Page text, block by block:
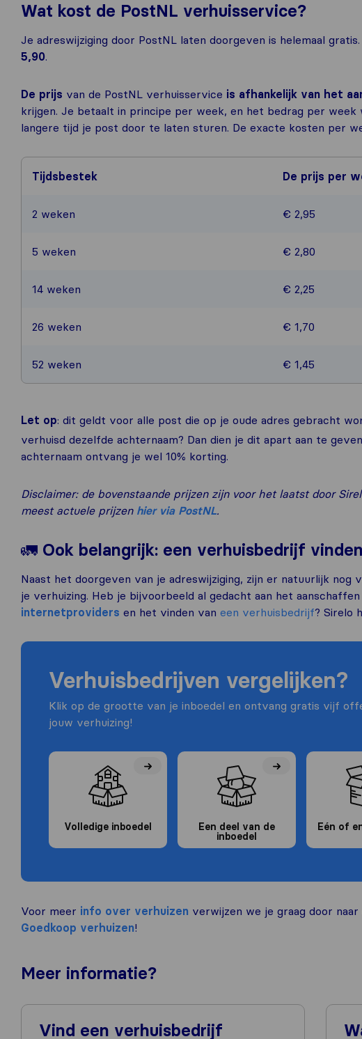
Wat kost de PostNL verhuisservice?
Je adreswijziging door PostNL laten doorgeven is helemaal
5,90.
De prijs van de PostNL verhuisservice is afhankelijk van het
krijgen. Je betaalt in principe per week, en het bedrag per
langere tijd je post door te laten sturen. De exacte kosten per
Tijdsbestek De prijs per
2 weken € 2,95
5 weken € 2,80
14 weken € 2,25
26 weken € 1,70
52 weken € 1,45
Let op: dit geldt voor alle post die op je oude adres gebracht
verhuisd dezelfde achternaam? Dan dien je dit apart aan te
achternaam ontvang je wel 10% korting.
Disclaimer: de bovenstaande prijzen zijn voor het laatst door
meest actuele prijzen hier via PostNL.
🚛 Ook belangrijk: een verhuisbedrijf
Naast het doorgeven van je adreswijziging, zijn er natuurlijk
je verhuizing. Heb je bijvoorbeeld al gedacht aan het
internetproviders en het vinden van een verhuisbedrijf? Sirelo
Verhuisbedrijven vergelijken?
Klik op de grootte van je inboedel en ontvang gratis vijf
jouw verhuizing!
Volledige inboedel Een deel van de
inboedel
Eén of
Voor meer info over verhuizen verwijzen we je graag door
Goedkoop verhuizen!
Meer informatie?
Vind een verhuisbedrijf